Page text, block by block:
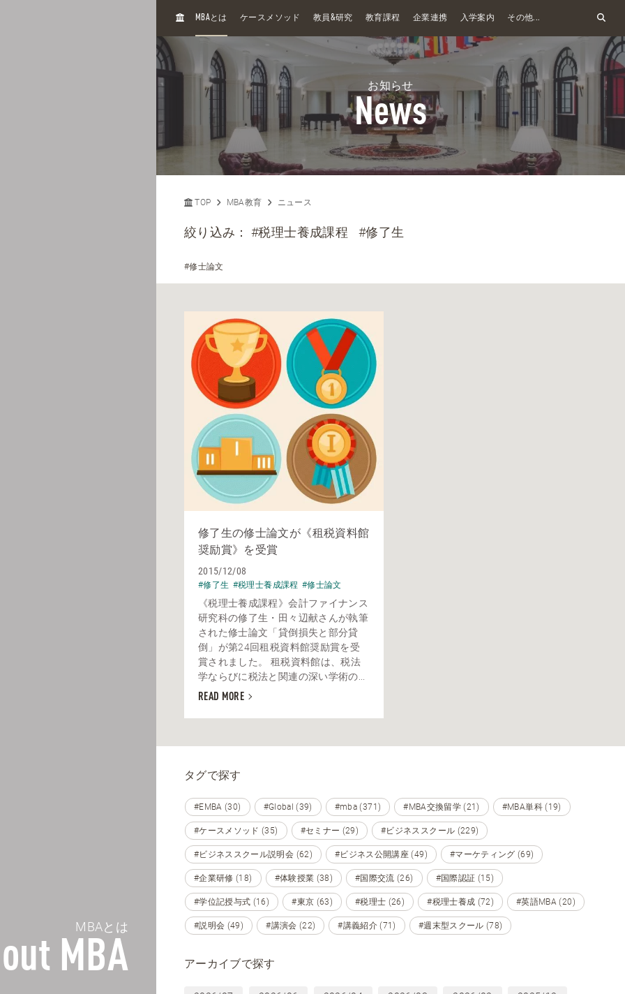
MBAとは
MBA
H
MBAとは ケースメソッド 教員&研究 教育課程 企業連携 入学案内 その他...
お知らせ
News
TOP MBA教育 ニュース
絞り込み：#税理士養成課程 #修了生
#修士論文
修了生の修士論文が《租税資料館
奨励賞》を受賞
2015/12/08
#修了生 #税理士養成課程 #修士論文
《税理士養成課程》会計ファイナンス
研究科の修了生・田々辺献さんが執筆
された修士論文「貸倒損失と部分貸
倒」が第24回租税資料館奨励賞を受
賞されました。 租税資料館は、税法
学ならびに税法と関連の深い学術の...
READ MORE
タグで探す
#EMBA (30) #Global (39) #mba (371) #MBA交換留学 (21) #MBA単科 (19)
#ケースメソッド (35) #セミナー (29) #ビジネススクール (229)
#ビジネススクール説明会 (62) #ビジネス公開講座 (49) #マーケティング (69)
#企業研修 (18) #体験授業 (38) #国際交流 (26) #国際認証 (15)
#学位記授与式 (16) #東京 (63) #税理士 (26) #税理士養成 (72) #英語MBA (20)
#説明会 (49) #講演会 (22) #講義紹介 (71) #週末型スクール (78)
アーカイブで探す